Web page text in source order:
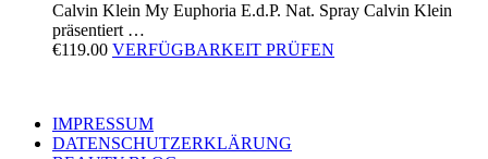
Calvin Klein My Euphoria E.d.P. Nat. Spray Calvin Klein
präsentiert …
€119.00 VERFÜGBARKEIT PRÜFEN
IMPRESSUM
DATENSCHUTZERKLÄRUNG